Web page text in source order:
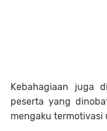
Kebahagiaan juga
peserta yang
mengaku termotivasi